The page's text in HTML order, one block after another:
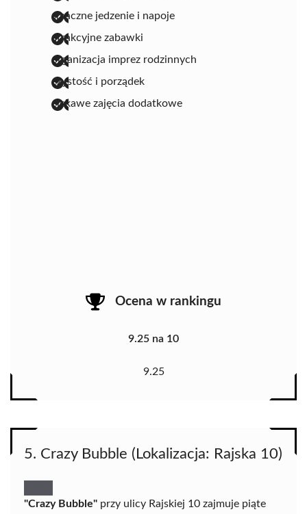
smaczne jedzenie i napoje
atrakcyjne zabawki
organizacja imprez rodzinnych
czystość i porządek
ciekawe zajęcia dodatkowe
Ocena w rankingu
9.25 na 10
9.25
5. Crazy Bubble (Lokalizacja: Rajska 10)
"Crazy Bubble" przy ulicy Rajskiej 10 zajmuje piąte